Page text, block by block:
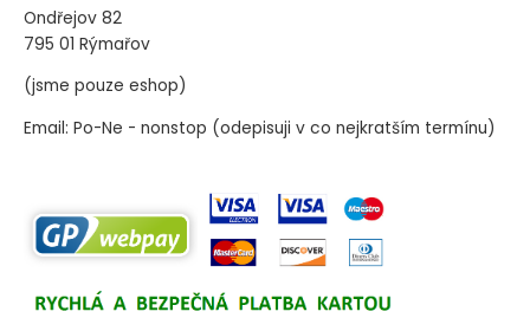
Ondřejov 82
795 01 Rýmařov
(jsme pouze eshop)
Email: Po-Ne - nonstop (odepisuji v co nejkratším termínu)